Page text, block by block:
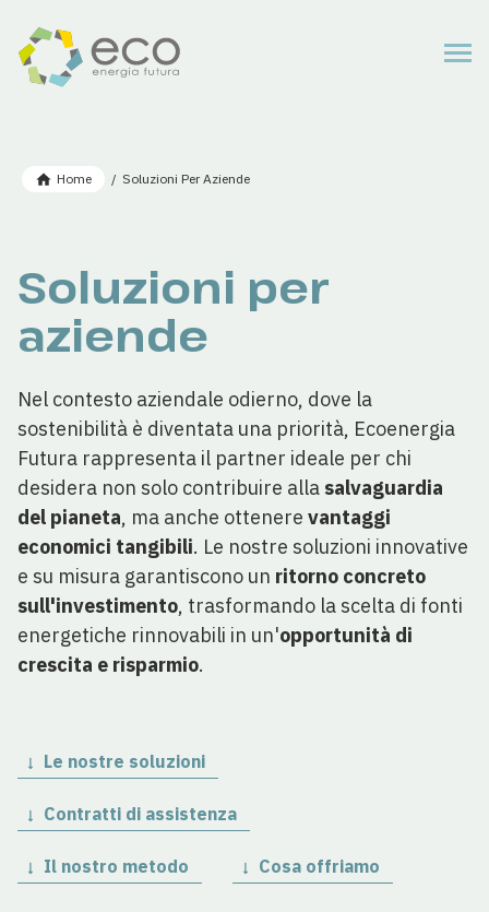
contenuto
principale
Briciole
pane
Home Soluzioni Per Aziende
Soluzioni per
aziende
Nel contesto aziendale odierno, dove la
sostenibilità è diventata una priorità, Ecoenergia
Futura rappresenta il partner ideale per chi
desidera non solo contribuire alla salvaguardia
del pianeta, ma anche ottenere vantaggi
economici tangibili. Le nostre soluzioni innovative
e su misura garantiscono un ritorno concreto
sull'investimento, trasformando la scelta di fonti
energetiche rinnovabili in un'opportunità di
crescita e risparmio.
Le nostre soluzioni
Contratti di assistenza
Il nostro metodo Cosa offriamo